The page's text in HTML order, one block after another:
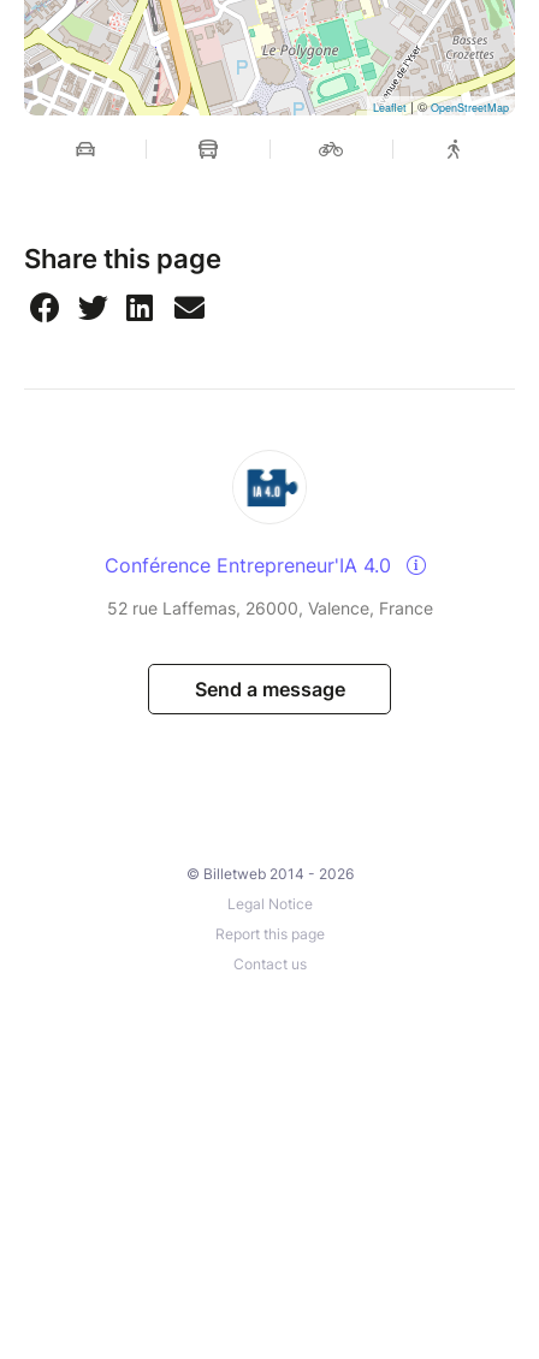
Leaflet| ©OpenStreetMap
Share this page
Conférence Entrepreneur'IA 4.0
52 rue Laffemas, 26000, Valence, France
Send a message
© Billetweb 2014 - 2026
Legal Notice
Report this page
Contact us